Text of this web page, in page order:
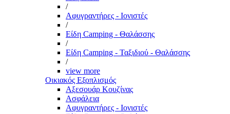
/
Αφυγραντήρες - Ιονιστές
/
Είδη Camping - Θαλάσσης
/
Είδη Camping - Ταξιδιού - Θαλάσσης
/
view more
Οικιακός Εξοπλισμός
Αξεσουάρ Κουζίνας
Ασφάλεια
Αφυγραντήρες - Ιονιστές